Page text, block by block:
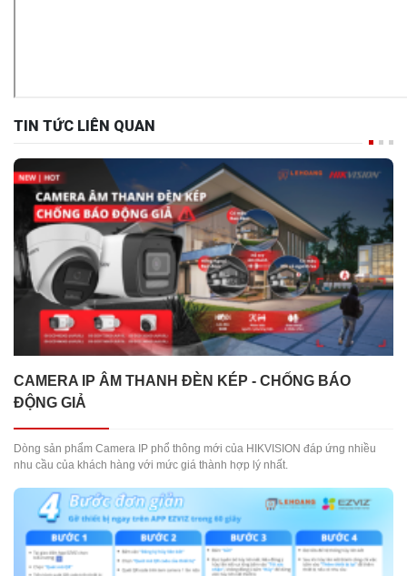
TIN TỨC LIÊN QUAN
CAMERA IP ÂM THANH ĐÈN KÉP - CHỐNG BÁO
ĐỘNG GIẢ
nhu cầu của khách hàng với mức giá thành hợp lý nhất.